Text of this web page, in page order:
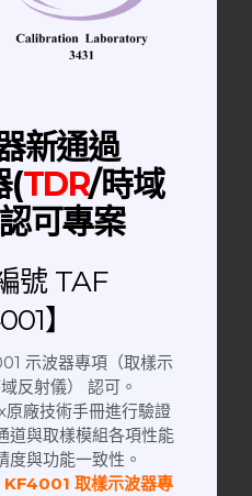
分析儀
向量網路分析
新通過
(TDR/時域
可專案
號 TAF
】
示波器專項（取樣示
反射儀） 認可。
廠技術手冊進行驗證
道與取樣模組各項性能
度與功能一致性。
取樣示波器專